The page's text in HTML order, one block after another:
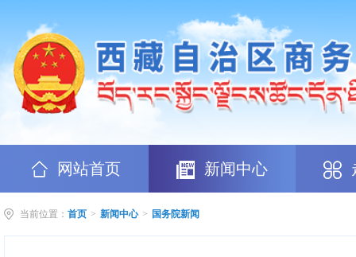
网站首页 新闻中心
当前位置： 首页 > 新闻中心 > 国务院新闻